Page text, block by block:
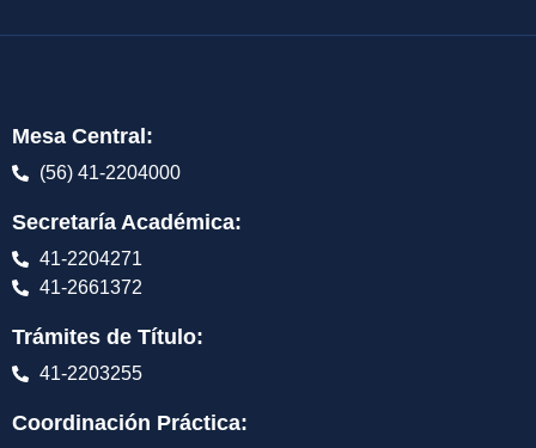
Mesa Central:
(56) 41-2204000
Secretaría Académica:
41-2204271
41-2661372
Trámites de Título:
41-2203255
Coordinación Práctica: